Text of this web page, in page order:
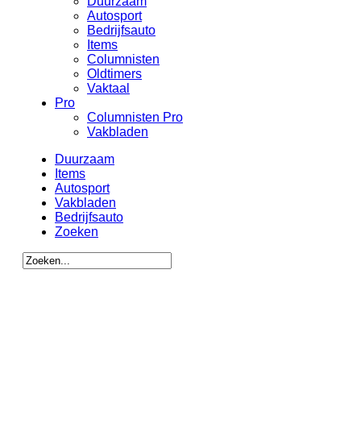
Autosport
Bedrijfsauto
Items
Columnisten
Oldtimers
Vaktaal
Pro
Columnisten Pro
Vakbladen
Duurzaam
Items
Autosport
Vakbladen
Bedrijfsauto
Zoeken